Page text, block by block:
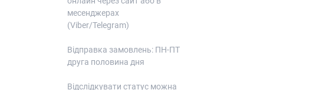
месенджерах
(Viber/Telegram)
Відправка замовлень: ПН-ПТ
друга половина дня
Відслідкувати статус можна